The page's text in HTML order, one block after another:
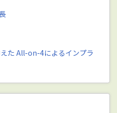
た All-on-4によるインプラ